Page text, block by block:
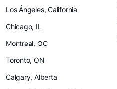
Los Ángeles, California
Chicago, IL
Montreal, QC
Toronto, ON
Calgary, Alberta